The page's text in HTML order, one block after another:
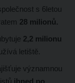
s 6letou
28 milionů.
2,2 milionu
letiště.
významnou
ihned po